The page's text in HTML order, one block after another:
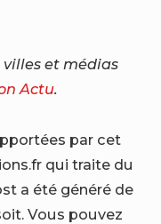
villes et médias
Actu.
par cet
qui traite du
a été généré de
Vous pouvez